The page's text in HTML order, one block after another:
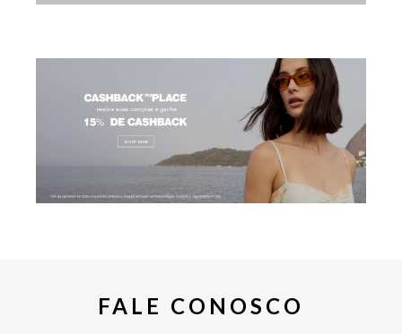
FALE CONOSCO